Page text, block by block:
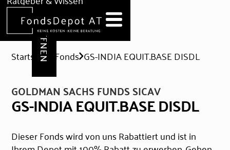
Hilfe & Formulare
DEPOT ERÖFFNEN
Startseite Fonds GS-INDIA EQUIT.BASE DISDL
GOLDMAN SACHS FUNDS SICAV
GS-INDIA EQUIT.BASE DISDL
Dieser Fonds wird von uns Rabattiert und ist in